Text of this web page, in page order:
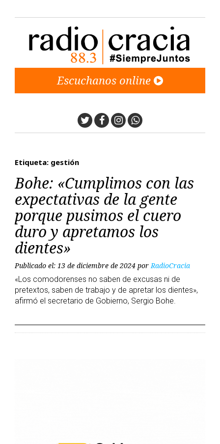
Escuchanos online
TwitterFacebook
Instagram
Whatsapp
Etiqueta: gestión
Bohe: «Cumplimos con las
expectativas de la gente
porque pusimos el cuero
duro y apretamos los
dientes»
Publicado el: 13 de diciembre de 2024 porRadioCracia
«Los comodorenses no saben de excusas ni de
pretextos, saben de trabajo y de apretar los dientes»,
afirmó el secretario de Gobierno, Sergio Bohe.